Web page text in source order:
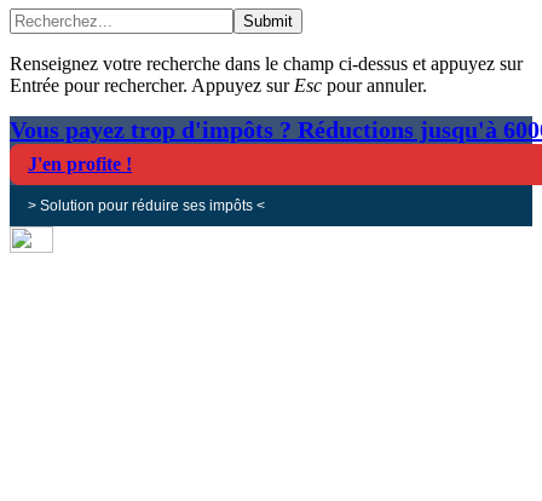
Submit
Renseignez votre recherche dans le champ ci-dessus et appuyez sur
Entrée pour rechercher. Appuyez sur Esc pour annuler.
Vous payez trop d'impôts ? Réductions jusqu'à
J'en profite !
> Solution pour réduire ses impôts <